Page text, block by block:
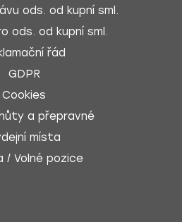
ods. od kupní sml.
ods. od kupní sml.
řád
GDPR
Cookies
a přepravné
místa
/ Volné pozice